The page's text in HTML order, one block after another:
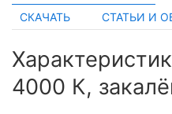
СКАЧАТЬ
СТАТЬИ И
4000 К,